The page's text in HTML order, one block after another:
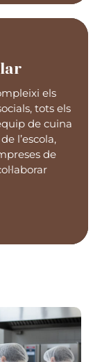
els
tots els
de cuina
l’escola,
de